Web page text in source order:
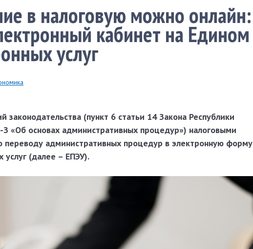
в налоговую можно онлайн:
кабинет на Едином
услуг
законодательства (пункт 6 статьи 14 Закона Республики
«Об основах административных процедур») налоговыми
переводу административных процедур в электронную форму
услуг (далее – ЕПЭУ).